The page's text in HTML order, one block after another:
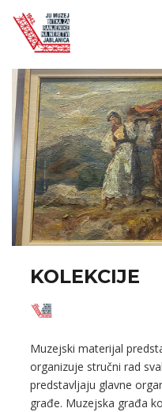
KOLEKCIJE
Muzejski materijal
organizuje stručni rad
predstavljaju glavne
građe. Muzejska građa